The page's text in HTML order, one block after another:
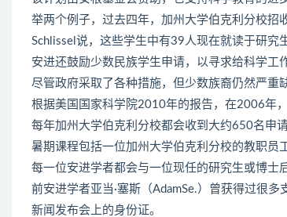
举两个例子，过去四年，加州大学伯克利分校招
Schlissel说，这些学生中有39人现在就读于研究
安进还鼓励少数民族学生申请，以寻求给科学工
尽管政府采取了各种措施，但少数族裔仍然严重
根据美国国家科学院2010年的报告，在2006年
每年加州大学伯克利分校都会收到大约650名申
暑期课程包括一位加州大学伯克利分校的教职员
每一位安进学者都会与一位现任的研究生或博士
前安进学者亚当·塞斯（AdamSe.）曾获得过很
新闻发布会上的身份证。